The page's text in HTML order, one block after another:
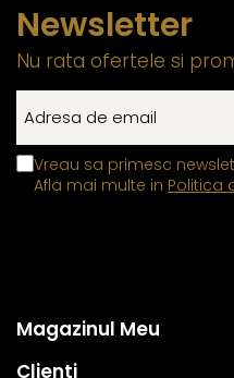
Newsletter
Nu rata ofertele si
Vreau sa primesc
Afla mai multe in Politica
Magazinul Meu
Clienti